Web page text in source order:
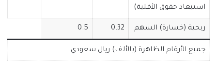
استبعاد حقوق الأقلية)
ربحية (خسارة) السهم 0.32
0.5
جميع الأرقام الظاهرة (بالألف) ريال سعودي